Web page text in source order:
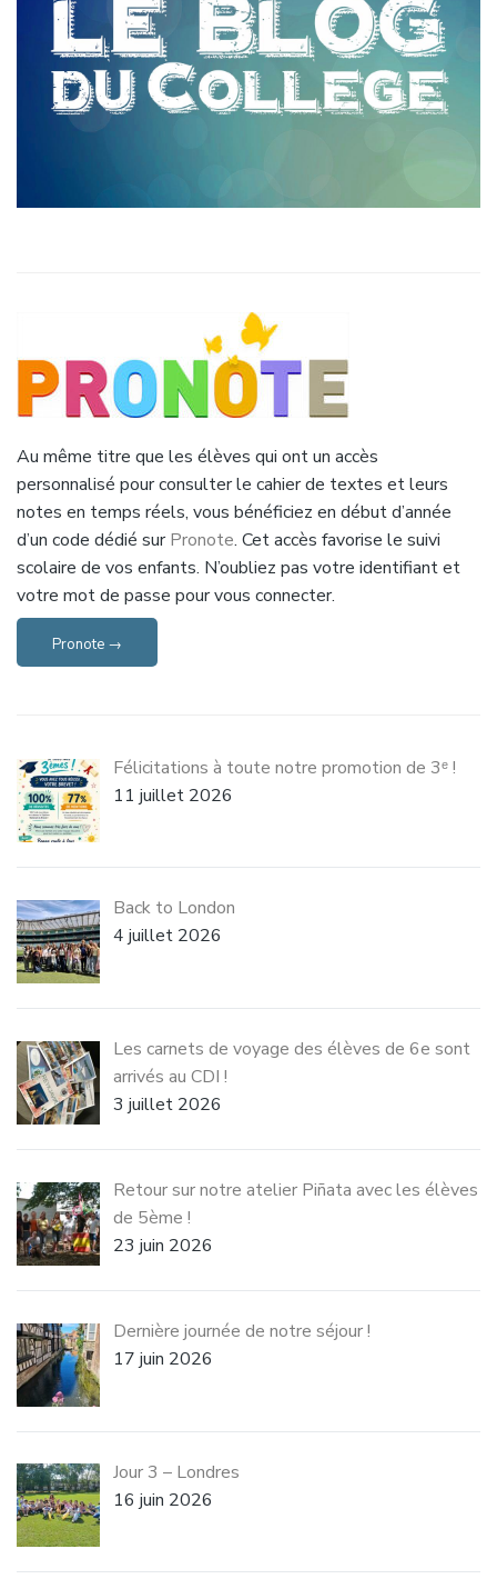
Au même titre que les élèves qui ont un accès
personnalisé pour consulter le cahier de textes et leurs
notes en temps réels, vous bénéficiez en début d’année
d’un code dédié surPronote. Cet accès favorise le suivi
scolaire de vos enfants. N’oubliez pas votre identifiant et
votre mot de passe pour vous connecter.
Pronote →
Félicitations à toute notre promotion de 3ᵉ !
11 juillet 2026
Back to London
4 juillet 2026
Les carnets de voyage des élèves de 6e sont
arrivés au CDI !
3 juillet 2026
Retour sur notre atelier Piñata avec les élèves
de 5ème !
23 juin 2026
Dernière journée de notre séjour !
17 juin 2026
Jour 3 – Londres
16 juin 2026